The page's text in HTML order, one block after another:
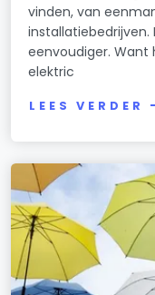
vinden, van
eenvoudiger. Want
elektric
LEES VERDER